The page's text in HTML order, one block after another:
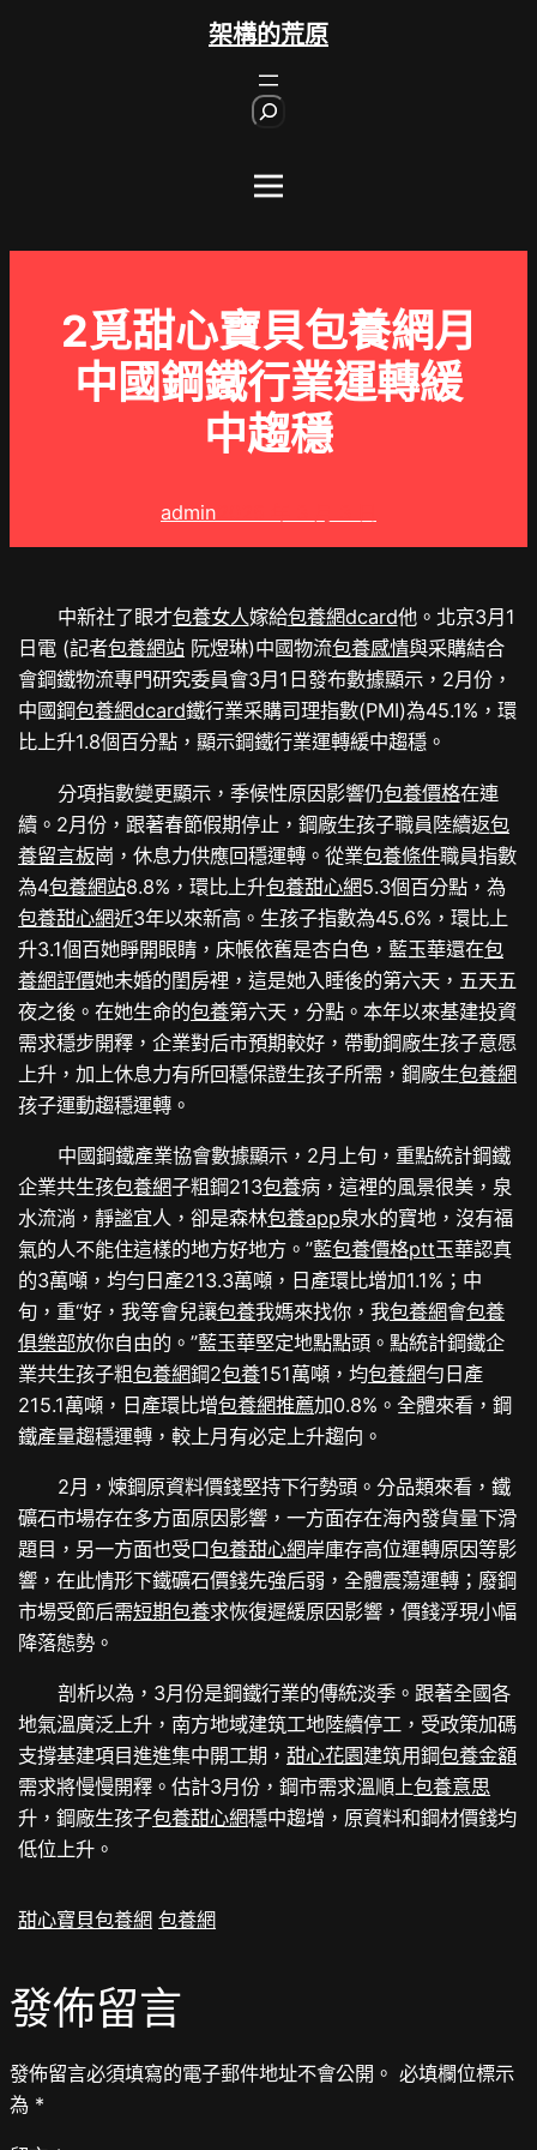
架構的荒原
2覓甜心寶貝包養網月
中國鋼鐵行業運轉緩
中趨穩
admin
中新社了眼才包養女人嫁給包養網dcard他。北京3月1
日電 (記者包養網站 阮煜琳)中國物流包養感情與采購結合
會鋼鐵物流專門研究委員會3月1日發布數據顯示，2月份，
中國鋼包養網dcard鐵行業采購司理指數(PMI)為45.1%，環
比上升1.8個百分點，顯示鋼鐵行業運轉緩中趨穩。
分項指數變更顯示，季候性原因影響仍包養價格在連
續。2月份，跟著春節假期停止，鋼廠生孩子職員陸續返包
養留言板崗，休息力供應回穩運轉。從業包養條件職員指數
為4包養網站8.8%，環比上升包養甜心網5.3個百分點，為
包養甜心網近3年以來新高。生孩子指數為45.6%，環比上
升3.1個百她睜開眼睛，床帳依舊是杏白色，藍玉華還在包
養網評價她未婚的閨房裡，這是她入睡後的第六天，五天五
夜之後。在她生命的包養第六天，分點。本年以來基建投資
需求穩步開釋，企業對后市預期較好，帶動鋼廠生孩子意愿
上升，加上休息力有所回穩保證生孩子所需，鋼廠生包養網
孩子運動趨穩運轉。
中國鋼鐵產業協會數據顯示，2月上旬，重點統計鋼鐵
企業共生孩包養網子粗鋼213包養病，這裡的風景很美，泉
水流淌，靜謐宜人，卻是森林包養app泉水的寶地，沒有福
氣的人不能住這樣的地方好地方。”藍包養價格ptt玉華認真
的3萬噸，均勻日產213.3萬噸，日產環比增加1.1%；中
旬，重“好，我等會兒讓包養我媽來找你，我包養網會包養
俱樂部放你自由的。”藍玉華堅定地點點頭。點統計鋼鐵企
業共生孩子粗包養網鋼2包養151萬噸，均包養網勻日產
215.1萬噸，日產環比增包養網推薦加0.8%。全體來看，鋼
鐵產量趨穩運轉，較上月有必定上升趨向。
2月，煉鋼原資料價錢堅持下行勢頭。分品類來看，鐵
礦石市場存在多方面原因影響，一方面存在海內發貨量下滑
題目，另一方面也受口包養甜心網岸庫存高位運轉原因等影
響，在此情形下鐵礦石價錢先強后弱，全體震蕩運轉；廢鋼
市場受節后需短期包養求恢復遲緩原因影響，價錢浮現小幅
降落態勢。
剖析以為，3月份是鋼鐵行業的傳統淡季。跟著全國各
地氣溫廣泛上升，南方地域建筑工地陸續停工，受政策加碼
支撐基建項目進進集中開工期，甜心花園建筑用鋼包養金額
需求將慢慢開釋。估計3月份，鋼市需求溫順上包養意思
升，鋼廠生孩子包養甜心網穩中趨增，原資料和鋼材價錢均
低位上升。
甜心寶貝包養網 包養網
發佈留言
發佈留言必須填寫的電子郵件地址不會公開。 必填欄位標示
為 *